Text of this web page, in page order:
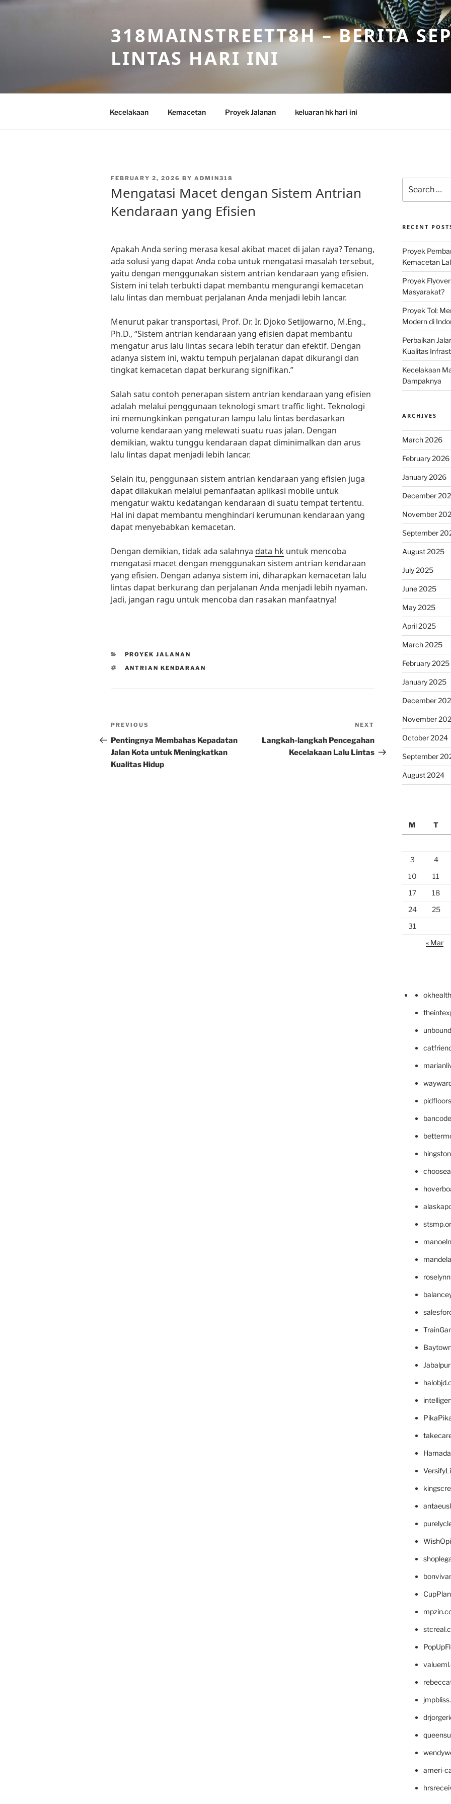
Skip
318MAINSTREETT8H – BERITA
LINTAS HARI INI
Kecelakaan Kemacetan Proyek Jalanan keluaran hk hari ini
POSTED
FEBRUARY 2, 2026 BY ADMIN318
Mengatasi Macet dengan Sistem Antrian
Kendaraan yang Efisien
Apakah Anda sering merasa kesal akibat macet di jalan raya? Tenang,
ada solusi yang dapat Anda coba untuk mengatasi masalah tersebut,
yaitu dengan menggunakan sistem antrian kendaraan yang efisien.
Sistem ini telah terbukti dapat membantu mengurangi kemacetan
lalu lintas dan membuat perjalanan Anda menjadi lebih lancar.
Menurut pakar transportasi, Prof. Dr. Ir. Djoko Setijowarno, M.Eng.,
Ph.D., “Sistem antrian kendaraan yang efisien dapat membantu
mengatur arus lalu lintas secara lebih teratur dan efektif. Dengan
adanya sistem ini, waktu tempuh perjalanan dapat dikurangi dan
tingkat kemacetan dapat berkurang signifikan.”
Salah satu contoh penerapan sistem antrian kendaraan yang efisien
adalah melalui penggunaan teknologi smart traffic light. Teknologi
ini memungkinkan pengaturan lampu lalu lintas berdasarkan
volume kendaraan yang melewati suatu ruas jalan. Dengan
demikian, waktu tunggu kendaraan dapat diminimalkan dan arus
lalu lintas dapat menjadi lebih lancar.
Selain itu, penggunaan sistem antrian kendaraan yang efisien juga
dapat dilakukan melalui pemanfaatan aplikasi mobile untuk
mengatur waktu kedatangan kendaraan di suatu tempat tertentu.
Hal ini dapat membantu menghindari kerumunan kendaraan yang
dapat menyebabkan kemacetan.
Dengan demikian, tidak ada salahnya data hk untuk mencoba
mengatasi macet dengan menggunakan sistem antrian kendaraan
yang efisien. Dengan adanya sistem ini, diharapkan kemacetan lalu
lintas dapat berkurang dan perjalanan Anda menjadi lebih nyaman.
Jadi, jangan ragu untuk mencoba dan rasakan manfaatnya!
CATEGORIES
PROYEK JALANAN
TAGS
ANTRIAN KENDARAAN
Post
navigation
Previous
Post
PREVIOUS
Pentingnya Membahas Kepadatan
Jalan Kota untuk Meningkatkan
Kualitas Hidup
Post
NEXT
Langkah-langkah Pencegahan
Kecelakaan Lalu Lintas
for:
RECENT
Proyek
Kemacetan
Proyek
Masyarakat?
Proyek Tol:
Modern di
Perbaikan
Kualitas
Kecelakaan
Dampaknya
ARCHIVES
March 2026
February 2026
January 2026
December
November
September
August 2025
July 2025
June 2025
May 2025
April 2025
March 2025
February 2025
January 2025
December
November
October 2024
September
August 2024
M
T
3
4
10
11
17
18
24
25
31
« Mar
ameri-